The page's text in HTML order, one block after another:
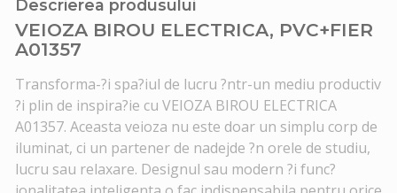
Descrierea produsului
VEIOZA BIROU ELECTRICA, PVC+FIER
A01357
Transforma-?i spa?iul de lucru ?ntr-un mediu productiv
?i plin de inspira?ie cu VEIOZA BIROU ELECTRICA
A01357. Aceasta veioza nu este doar un simplu corp de
iluminat, ci un partener de nadejde ?n orele de studiu,
lucru sau relaxare. Designul sau modern ?i func?